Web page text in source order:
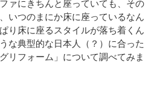
ァにきちんと座っていても、その
いつのまにか床に座っているなん
り床に座るスタイルが落ち着くん
な典型的な日本人（？）に合った
リフォーム」について調べてみま